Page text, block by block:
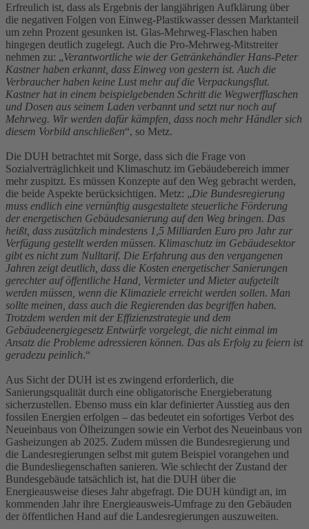
Erfreulich ist, dass als Ergebnis der langjährigen Aufklärung über
die negativen Folgen von Einweg-Plastikwasser dessen Marktanteil
um zehn Prozent gesunken ist. Glas-Mehrweg-Flaschen haben
hingegen deutlich zugelegt. Auch die Pro-Mehrweg-Mitstreiter
nehmen zu: „Verantwortliche wie der Getränkehändler Hans-Peter
Kastner haben erkannt, dass Einweg von gestern ist. Auch die
Verbraucher haben keine Lust mehr auf die Verpackungsflut.
Kastner hat in einem beispielgebenden Schritt die Wegwerfflaschen
und Dosen aus seinem Laden verbannt und setzt nur noch auf
Mehrweg. Wir werden dafür kämpfen, dass noch mehr Händler sich
diesem Vorbild anschließen“, so Metz.
Die DUH betrachtet mit Sorge, dass sich die Frage von
Sozialverträglichkeit und Klimaschutz im Gebäudebereich immer
mehr zuspitzt. Es müssen Konzepte auf den Weg gebracht werden,
die beide Aspekte berücksichtigen. Metz: „Die Bundesregierung
muss endlich eine vernünftig ausgestaltete steuerliche Förderung
der energetischen Gebäudesanierung auf den Weg bringen. Das
heißt, dass zusätzlich mindestens 1,5 Milliarden Euro pro Jahr zur
Verfügung gestellt werden müssen. Klimaschutz im Gebäudesektor
gibt es nicht zum Nulltarif. Die Erfahrung aus den vergangenen
Jahren zeigt deutlich, dass die Kosten energetischer Sanierungen
gerechter auf öffentliche Hand, Vermieter und Mieter aufgeteilt
werden müssen, wenn die Klimaziele erreicht werden sollen. Man
sollte meinen, dass auch die Regierenden das begriffen haben.
Trotzdem werden mit der Effizienzstrategie und dem
Gebäudeenergiegesetz Entwürfe vorgelegt, die nicht einmal im
Ansatz die Probleme adressieren können. Das als Erfolg zu feiern ist
geradezu peinlich.“
Aus Sicht der DUH ist es zwingend erforderlich, die
Sanierungsqualität durch eine obligatorische Energieberatung
sicherzustellen. Ebenso muss ein klar definierter Ausstieg aus den
fossilen Energien erfolgen – das bedeutet ein sofortiges Verbot des
Neueinbaus von Ölheizungen sowie ein Verbot des Neueinbaus von
Gasheizungen ab 2025. Zudem müssen die Bundesregierung und
die Landesregierungen selbst mit gutem Beispiel vorangehen und
die Bundesliegenschaften sanieren. Wie schlecht der Zustand der
Bundesgebäude tatsächlich ist, hat die DUH über die
Energieausweise dieses Jahr abgefragt. Die DUH kündigt an, im
kommenden Jahr ihre Energieausweis-Umfrage zu den Gebäuden
der öffentlichen Hand auf die Landesregierungen auszuweiten.